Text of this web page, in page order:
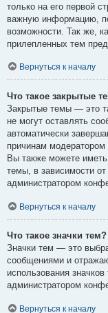
только на его первой
важную информацию,
возможности. Так же,
прилепленных тем
Вернуться к началу
Что такое закрытые
Закрытые темы — это
не могут оставлять
автоматически
причинам
Вы также можете
темы, в зависимости
администратором
Вернуться к началу
Что такое значки тем?
Значки тем — это
сообщениями и
использования
администратором
Вернуться к началу